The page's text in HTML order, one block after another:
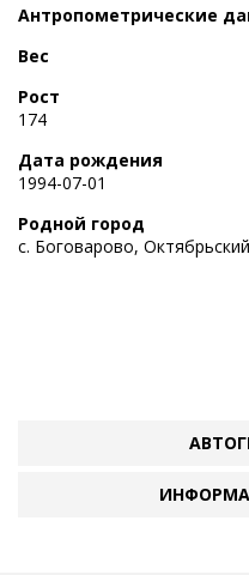
Антропометрические
Вес
Рост
174
Дата рождения
1994-07-01
Родной город
с. Боговарово,